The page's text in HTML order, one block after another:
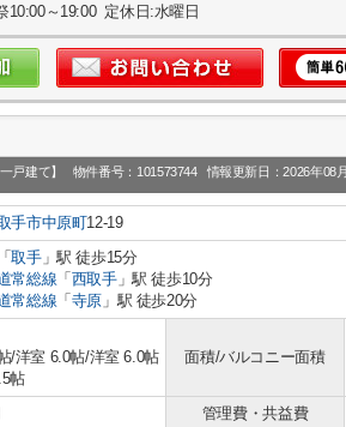
10:00～19:00 定休日:水曜日
一戸建て】 物件番号：101573744 情報更新日：2026年08
手市中原町12-19
「取手」駅 徒歩15分
常総線 「 西取手」駅 徒歩10分
常総線 「 寺原 」駅 徒歩20分
/洋室 6.0帖/洋室 6.0帖
帖
面積/バルコニー面積
管理費・共益費